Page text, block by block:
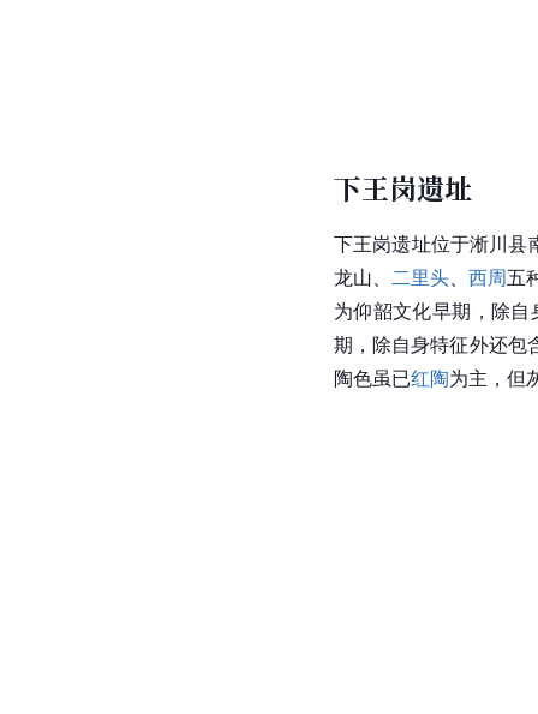
下王岗遗址
下王岗遗址位于淅川县
龙山、 二里头 、西周五
为仰韶文化早期，除
期，除自身特征外还包
陶色虽已红陶为主，但